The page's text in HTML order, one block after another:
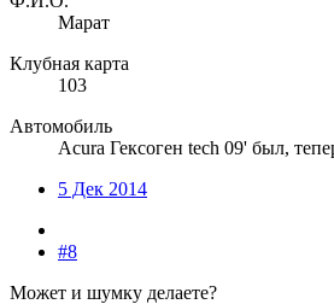
Марат
Клубная карта
103
Автомобиль
Acura Гексоген tech 09' был,
5 Дек 2014
#8
Может и шумку делаете?